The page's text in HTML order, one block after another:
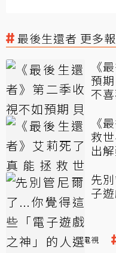
最後生還者 更多
《
預
不
《
救
出解
先
子
最後生還者 電視